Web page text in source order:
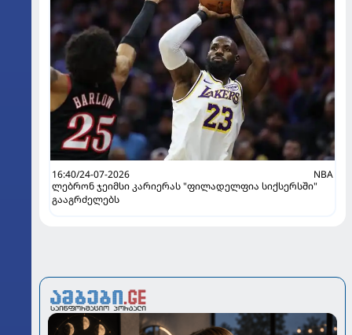
16:40/24-07-2026
NBA
ლებრონ ჯეიმსი კარიერას "ფილადელფია სიქსერსში"
გააგრძელებს